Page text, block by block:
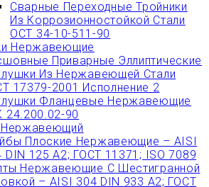
Сварные Переходные Тройники
Из Коррозионностойкой Стали
ОСТ 34-10-511-90
Нержавеющие
Приварные Эллиптические
Из Нержавеющей Стали
17379-2001 Исполнение 2
Фланцевые Нержавеющие
24.200.02-90
Плоские Нержавеющие – AISI
DIN 125 A2; ГОСТ 11371; ISO 7089
Нержавеющие С Шестигранной
– AISI 304 DIN 933 A2; ГОСТ